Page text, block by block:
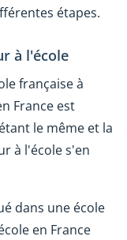
étapes.
à l'école
française à
France est
le même et la
à l'école s'en
dans une école
en France